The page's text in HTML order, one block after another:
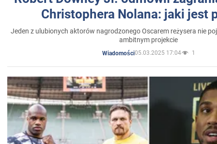
Christophera Nolana: jaki jest
Jeden z ulubionych aktorów nagrodzonego Oscarem reżysera nie
ambitnym projekcie
Wiadomości05.03.2025 17:04 1